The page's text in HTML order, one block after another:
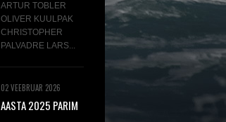
ARTUR TOBLER
OLIVER KUULPAK
CHRISTOPHER
PALVADRE LARS...
02 VEEBRUAR 2026
AASTA 2025 PARIM